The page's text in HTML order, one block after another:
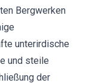
Bergwerken
unterirdische
und steile
der